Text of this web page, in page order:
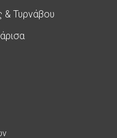
& Τυρνάβου